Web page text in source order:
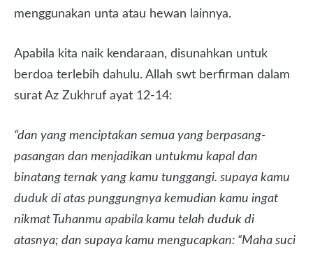
menggunakan unta atau hewan lainnya.
Apabila kita naik kendaraan, disunahkan untuk
berdoa terlebih dahulu. Allah swt berfirman dalam
surat Az Zukhruf ayat 12-14:
“dan yang menciptakan semua yang berpasang-
pasangan dan menjadikan untukmu kapal dan
binatang ternak yang kamu tunggangi. supaya kamu
duduk di atas punggungnya kemudian kamu ingat
nikmat Tuhanmu apabila kamu telah duduk di
atasnya; dan supaya kamu mengucapkan: “Maha suci